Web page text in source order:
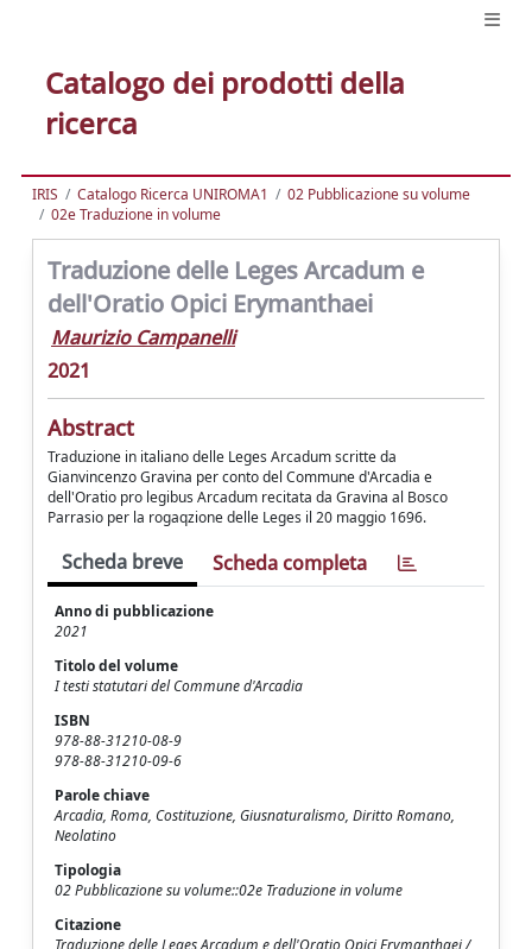
Catalogo dei prodotti della
ricerca
IRIS Catalogo Ricerca UNIROMA1
02 Pubblicazione su volume
02e Traduzione in volume
Traduzione delle Leges Arcadum e
dell'Oratio Opici Erymanthaei
Maurizio Campanelli
2021
Abstract
Traduzione in italiano delle Leges Arcadum scritte da
Gianvincenzo Gravina per conto del Commune d'Arcadia e
dell'Oratio pro legibus Arcadum recitata da Gravina al Bosco
Parrasio per la rogaqzione delle Leges il 20 maggio 1696.
Scheda breve Scheda completa
Anno di pubblicazione
2021
Titolo del volume
I testi statutari del Commune d'Arcadia
ISBN
978-88-31210-08-9
978-88-31210-09-6
Parole chiave
Arcadia, Roma, Costituzione, Giusnaturalismo, Diritto Romano,
Neolatino
Tipologia
02 Pubblicazione su volume::02e Traduzione in volume
Citazione
Traduzione delle Leges Arcadum e dell'Oratio Opici Erymanthaei /